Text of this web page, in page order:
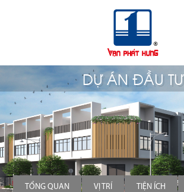
TỔNG QUAN VỊ TRÍ TIỆN ÍCH
DỰ ÁN ĐẦU TƯ